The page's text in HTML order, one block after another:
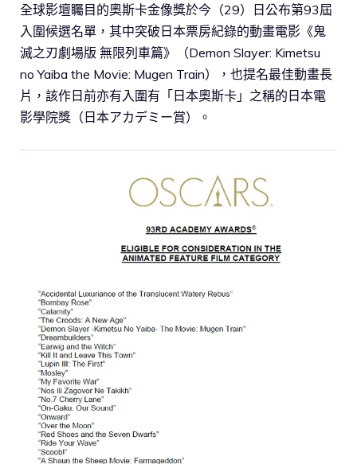
全球影壇矚目的奧斯卡金像獎於今（29）日公布第93屆
入圍候選名單，其中突破日本票房紀錄的動畫電影《鬼
滅之刃劇場版 無限列車篇》（Demon Slayer: Kimetsu
no Yaiba the Movie: Mugen Train），也提名最佳動畫長
片，該作日前亦有入圍有「日本奧斯卡」之稱的日本電
影學院獎（日本アカデミー賞）。